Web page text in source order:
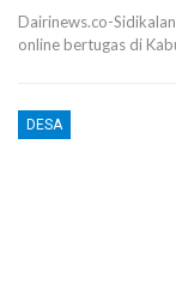
Dairinews.co-
online bertugas di
DESA